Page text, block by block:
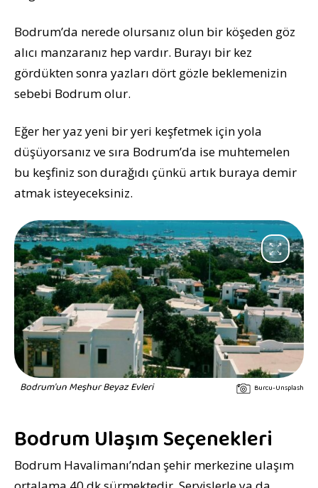
Bodrum’da nerede olursanız olun bir köşeden göz
alıcı manzaranız hep vardır. Burayı bir kez
gördükten sonra yazları dört gözle beklemenizin
sebebi Bodrum olur.
Eğer her yaz yeni bir yeri keşfetmek için yola
düşüyorsanız ve sıra Bodrum’da ise muhtemelen
bu keşfiniz son durağıdı çünkü artık buraya demir
atmak isteyeceksiniz.
Bodrum'un Meşhur Beyaz Evleri Burcu-Unsplash
Bodrum Ulaşım Seçenekleri
Bodrum Havalimanı’ndan şehir merkezine ulaşım